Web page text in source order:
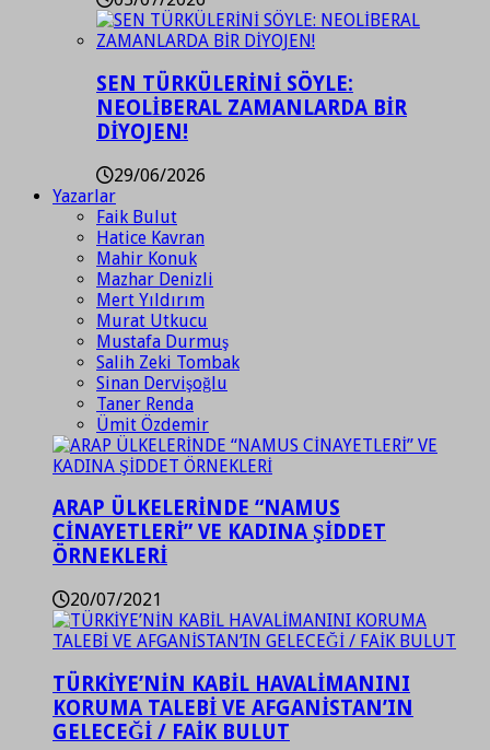
SEN TÜRKÜLERİNİ SÖYLE:
NEOLİBERAL ZAMANLARDA BİR
DİYOJEN!
29/06/2026
Yazarlar
Faik Bulut
Hatice Kavran
Mahir Konuk
Mazhar Denizli
Mert Yıldırım
Murat Utkucu
Mustafa Durmuş
Salih Zeki Tombak
Sinan Dervişoğlu
Taner Renda
Ümit Özdemir
ARAP ÜLKELERİNDE “NAMUS
CİNAYETLERİ” VE KADINA ŞİDDET
ÖRNEKLERİ
20/07/2021
TÜRKİYE’NİN KABİL HAVALİMANINI
KORUMA TALEBİ VE AFGANİSTAN’IN
GELECEĞİ / FAİK BULUT